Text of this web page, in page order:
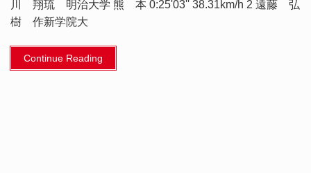
川 翔琉 明治大学 熊 本 0:25'03'' 38.31km/h 2 遠藤 弘
樹 作新学院大
Continue Reading